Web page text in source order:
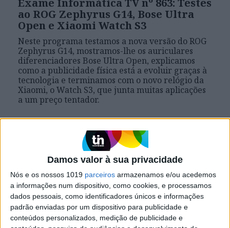
Damos valor à sua privacidade
Nós e os nossos 1019 parceiros armazenamos e/ou acedemos
a informações num dispositivo, como cookies, e processamos
dados pessoais, como identificadores únicos e informações
padrão enviadas por um dispositivo para publicidade e
conteúdos personalizados, medição de publicidade e
Exame Informática TV nº 863: Testes
ao ROG Zephyrus G14, Bose Ultra
Open e Xiaomi Watch S3
Neste programa testamos a nova versão do ROG
Zephyrus G14, mostramos-lhe os auriculares
diferenciadores Bose Ultra Open, explicamos
como a publicidade física está a evoluir graças à
tecnologia e terminamos com o novo relógio da
Xiaomi, o Watch S3, que junta muitas aplicações
a um preço tentador.
Exame Informática